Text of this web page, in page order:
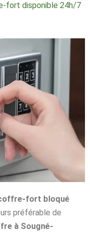
fort disponible 24h/7
fort bloqué
préférable de
à Sougné-